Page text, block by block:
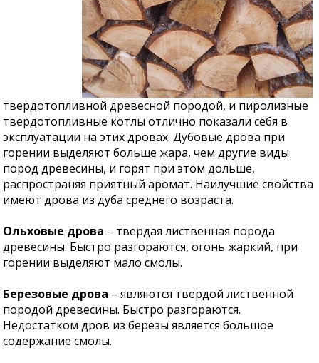
твердотопливной древесной породой, и пиролизные
твердотопливные котлы отлично показали себя в
эксплуатации на этих дровах. Дубовые дрова при
горении выделяют больше жара, чем другие виды
пород древесины, и горят при этом дольше,
распространяя приятный аромат. Наилучшие свойства
имеют дрова из дуба среднего возраста.
Ольховые дрова – твердая лиственная порода
древесины. Быстро разгораются, огонь жаркий, при
горении выделяют мало смолы.
Березовые дрова – являются твердой лиственной
породой древесины. Быстро разгораются.
Недостатком дров из березы является большое
содержание смолы.